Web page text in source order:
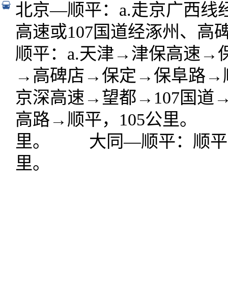
北京—顺平：a.走京广西线
高速或107国道经涿州、高
顺平：a.天津→津保高速→
→高碑店→保定→保阜路
京深高速→望都→107国道
高路→顺平，105公里。
里。 大同—顺平：顺平
里。